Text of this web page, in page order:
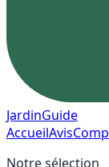
JardinGuide
AccueilAvis
Notre sélection